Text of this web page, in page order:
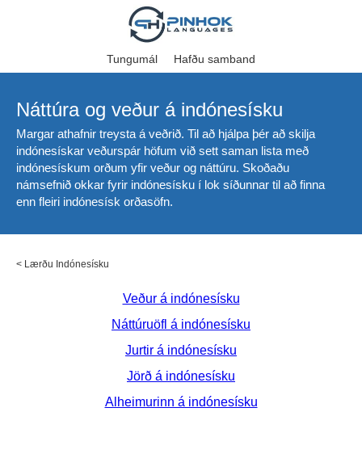
Tungumál Hafðu samband
Náttúra og veður á indónesísku
Margar athafnir treysta á veðrið. Til að hjálpa þér að skilja
indónesískar veðurspár höfum við sett saman lista með
indónesískum orðum yfir veður og náttúru. Skoðaðu
námsefnið okkar fyrir indónesísku í lok síðunnar til að finna
enn fleiri indónesísk orðasöfn.
< Lærðu Indónesísku
Veður á indónesísku
Náttúruöfl á indónesísku
Jurtir á indónesísku
Jörð á indónesísku
Alheimurinn á indónesísku